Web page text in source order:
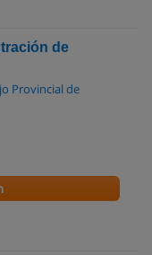
de
Provincial de